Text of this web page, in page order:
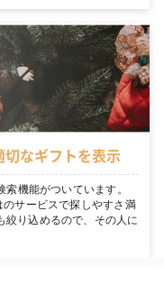
なギフトを表示
機能がついています。
サービスで探しやすさ満
絞り込めるので、その人に